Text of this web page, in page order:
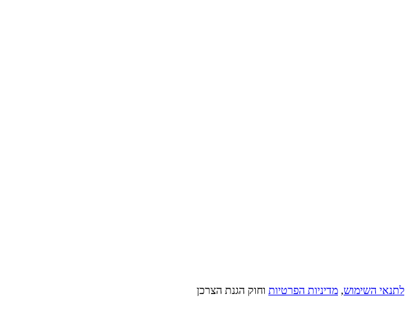
לתנאי השימוש, מדיניות הפרטיות וחוק הגנת הצרכן